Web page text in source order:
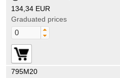
134,34 EUR
Graduated prices
795M20